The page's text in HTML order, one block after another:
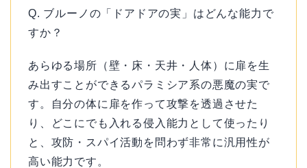
Q. ブルーノの「ドアドアの実」はどんな能力で
すか？
あらゆる場所（壁・床・天井・人体）に扉を生
み出すことができるパラミシア系の悪魔の実で
す。自分の体に扉を作って攻撃を透過させた
り、どこにでも入れる侵入能力として使ったり
と、攻防・スパイ活動を問わず非常に汎用性が
高い能力です。